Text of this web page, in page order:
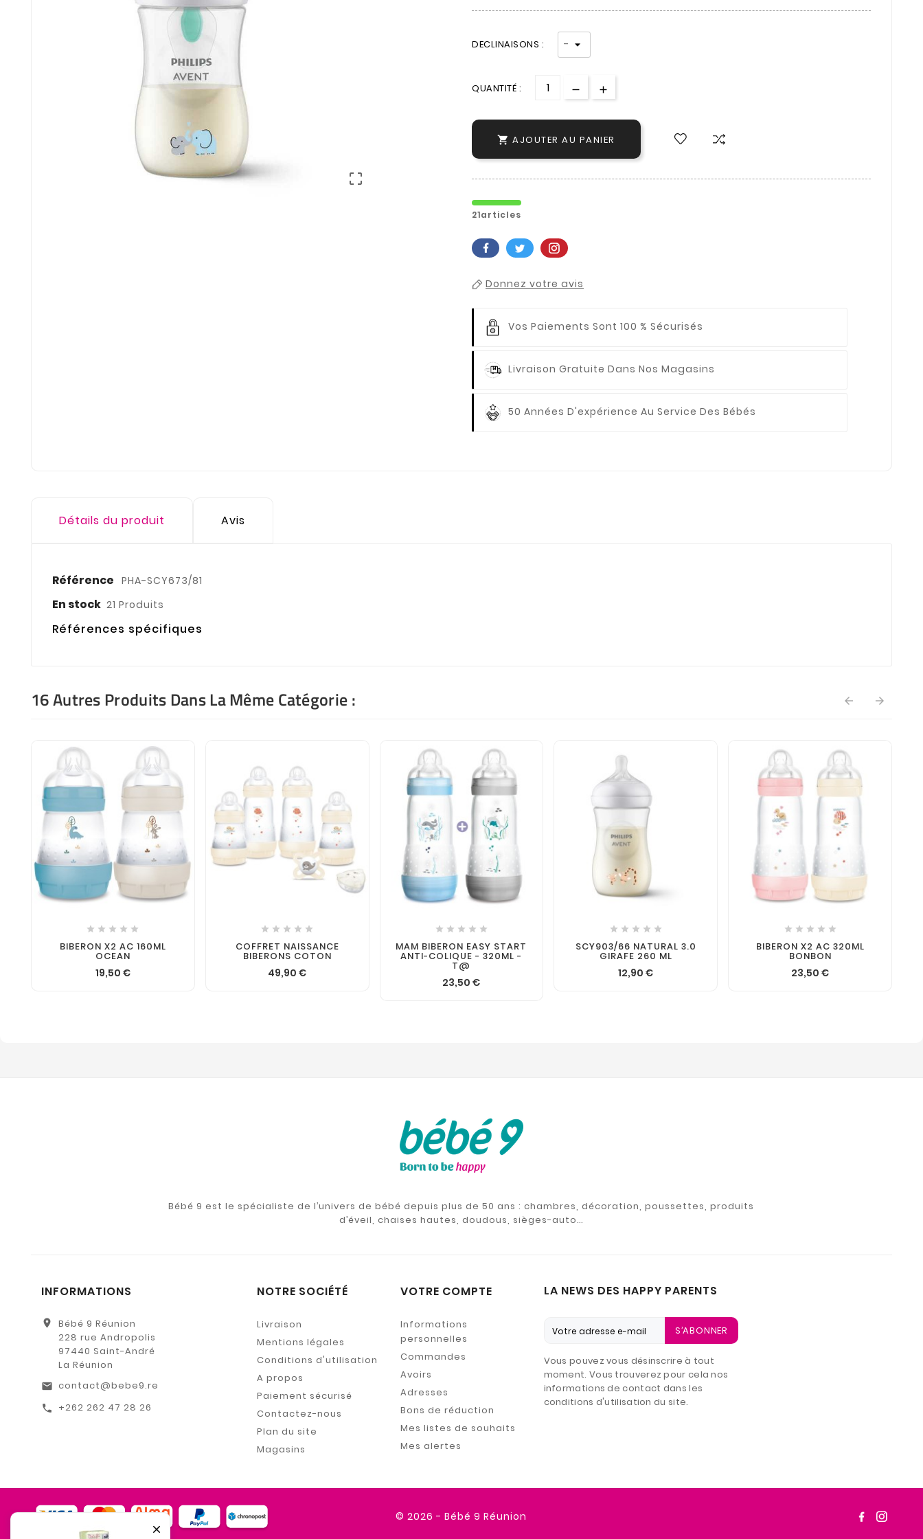


DECLINAISONS :
QUANTITÉ :
 AJOUTER AU PANIER
21articles
Donnez votre avis
Vos Paiements Sont 100 % Sécurisés
Livraison Gratuite Dans Nos Magasins
50 Années D'expérience Au Service Des Bébés
Détails du produit Avis
Référence PHA-SCY673/81
En stock 21 Produits
Références spécifiques
16 Autres Produits Dans La Même Catégorie :  
    
BIBERON X2 AC 160ML
OCEAN
19,50 €
    
COFFRET NAISSANCE
BIBERONS COTON
49,90 €

    
MAM BIBERON EASY START
ANTI-COLIQUE - 320ML -
T@
23,50 €
    
SCY903/66 NATURAL 3.0
GIRAFE 260 ML
12,90 €

    
BIBERON X2 AC 320ML
BONBON
23,50 €
Bébé 9 est le spécialiste de l’univers de bébé depuis plus de 50 ans : chambres, décoration, poussettes, produits
d’éveil, chaises hautes, doudous, sièges-auto…
INFORMATIONS
location_on
Bébé 9 Réunion
228 rue Andropolis
97440 Saint-André
La Réunion
email contact@bebe9.re
call +262 262 47 28 26
NOTRE SOCIÉTÉ
Livraison
Mentions légales
Conditions d'utilisation
A propos
Paiement sécurisé
Contactez-nous
Plan du site
Magasins
VOTRE COMPTE
Informations
personnelles
Commandes
Avoirs
Adresses
Bons de réduction
Mes listes de souhaits
Mes alertes
LA NEWS DES HAPPY PARENTS
S’ABONNER
Vous pouvez vous désinscrire à tout
moment. Vous trouverez pour cela nos
informations de contact dans les
conditions d'utilisation du site.
© 2026 - Bébé 9 Réunion